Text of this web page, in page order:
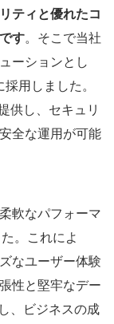
ティと優れたコ
す。そこで当社
ーションとし
採用しました。
供し、セキュリ
全な運用が可能
軟なパフォーマ
。これによ
なユーザー体験
性と堅牢なデー
、ビジネスの成